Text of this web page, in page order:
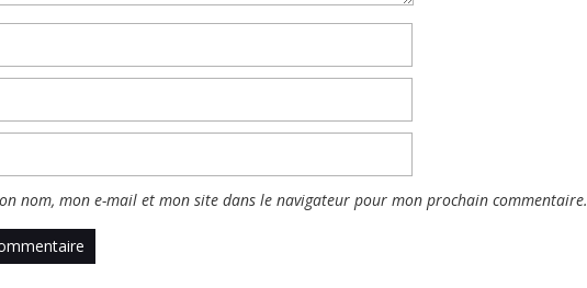
nom, mon e-mail et mon site dans le navigateur pour mon prochain commentaire.